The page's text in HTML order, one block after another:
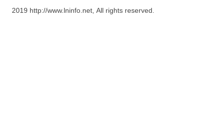
2019 http://www.lninfo.net, All rights reserved.